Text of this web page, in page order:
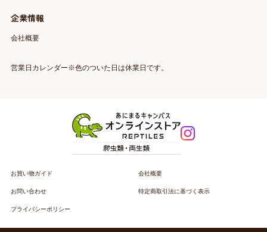
企業情報
会社概要
営業日カレンダー※色のついた日は休業日です。
お買い物ガイド 会社概要
お問い合わせ 特定商取引法に基づく表示
プライバシーポリシー